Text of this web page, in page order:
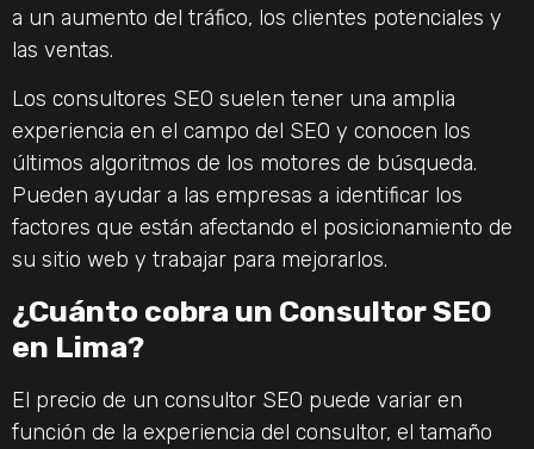
a un aumento del tráfico, los clientes potenciales y
las ventas.
Los consultores SEO suelen tener una amplia
experiencia en el campo del SEO y conocen los
últimos algoritmos de los motores de búsqueda.
Pueden ayudar a las empresas a identificar los
factores que están afectando el posicionamiento de
su sitio web y trabajar para mejorarlos.
¿Cuánto cobra un Consultor SEO
en Lima?
El precio de un consultor SEO puede variar en
función de la experiencia del consultor, el tamaño